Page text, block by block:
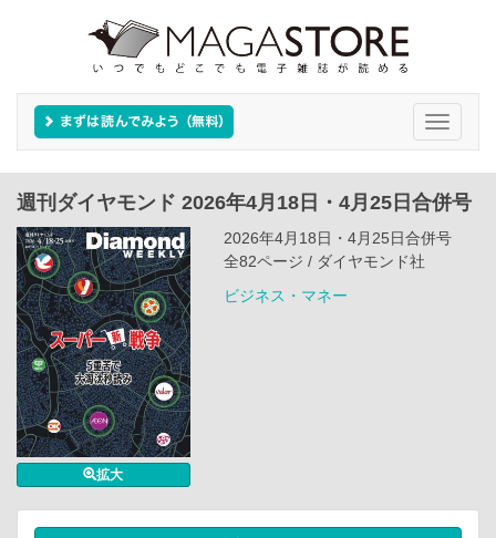
Toggle
週刊ダイヤモンド 2026年4月18日・4月25日合併号
拡大
2026年4月18日・4月25日合併号
全82ページ / ダイヤモンド社
ビジネス・マネー